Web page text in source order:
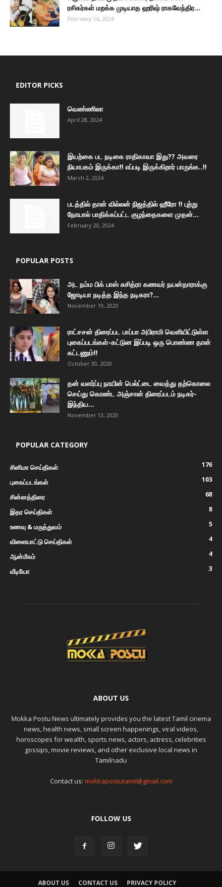
ரசிகர்கள் மறக்க முடியாத ஹரிஷ் ராகவேந்திர...
February 16, 2024
EDITOR PICKS
வெண்ணிலா
April 28, 2024
இயற்கை பட நடிகை ராதிகாவா இது?? அவரை
நியாபகம் இருக்கா!! எப்படி இருக்கிறார் பாருங்க..!!
March 2, 2024
படத்தில் தான் வில்லன் நிஜத்தில் ஹீரோ !! புற்று
நோயால் பாதிக்கப்பட்ட குழந்தைகளை முதன்...
February 20, 2024
POPULAR POSTS
அட நம்ம பிக் பாஸ் சுசித்ரா கணவர் நயன்தாராக்கு
ஜோடியா நடித்த இந்த நடிகரா?...
November 19, 2020
ராட்சசன் திரைப்பட பாப்பா அபிராமி வெளியிட்டுள்ள
புகைப்படங்கள்-கட்டுன இப்படி ஒரு பொண்ண தான்
கட்டணும்!!
October 30, 2020
தன் வளர்ப்பு நாயின் பெல்ட்டை வைத்து தற்கொலை
செய்து கொண்ட அஞ்சான் திரைப்படம் நடிகர்-
இந்திய...
November 13, 2020
POPULAR CATEGORY
சினிமா செய்திகள்
176
புகைப்படங்கள்
103
சின்னத்திரை
68
இதர செய்திகள்
8
உணவு & மருத்துவம்
5
விளையாட்டு செய்திகள்
4
ஆன்மீகம்
4
வீடியோ
3
ABOUT US
Mokka Postu News ultimately provides you the latest Tamil cinema
news, health news, small screen happenings, viral videos,
horoscopes for wealth, sports news, actors, actress, celebrities
gossips, movie reviews, and other exclusive local news in
Tamilnadu
Contact us: mokkapostutamil@gmail.com
FOLLOW US
ABOUT US CONTACT US PRIVACY POLICY